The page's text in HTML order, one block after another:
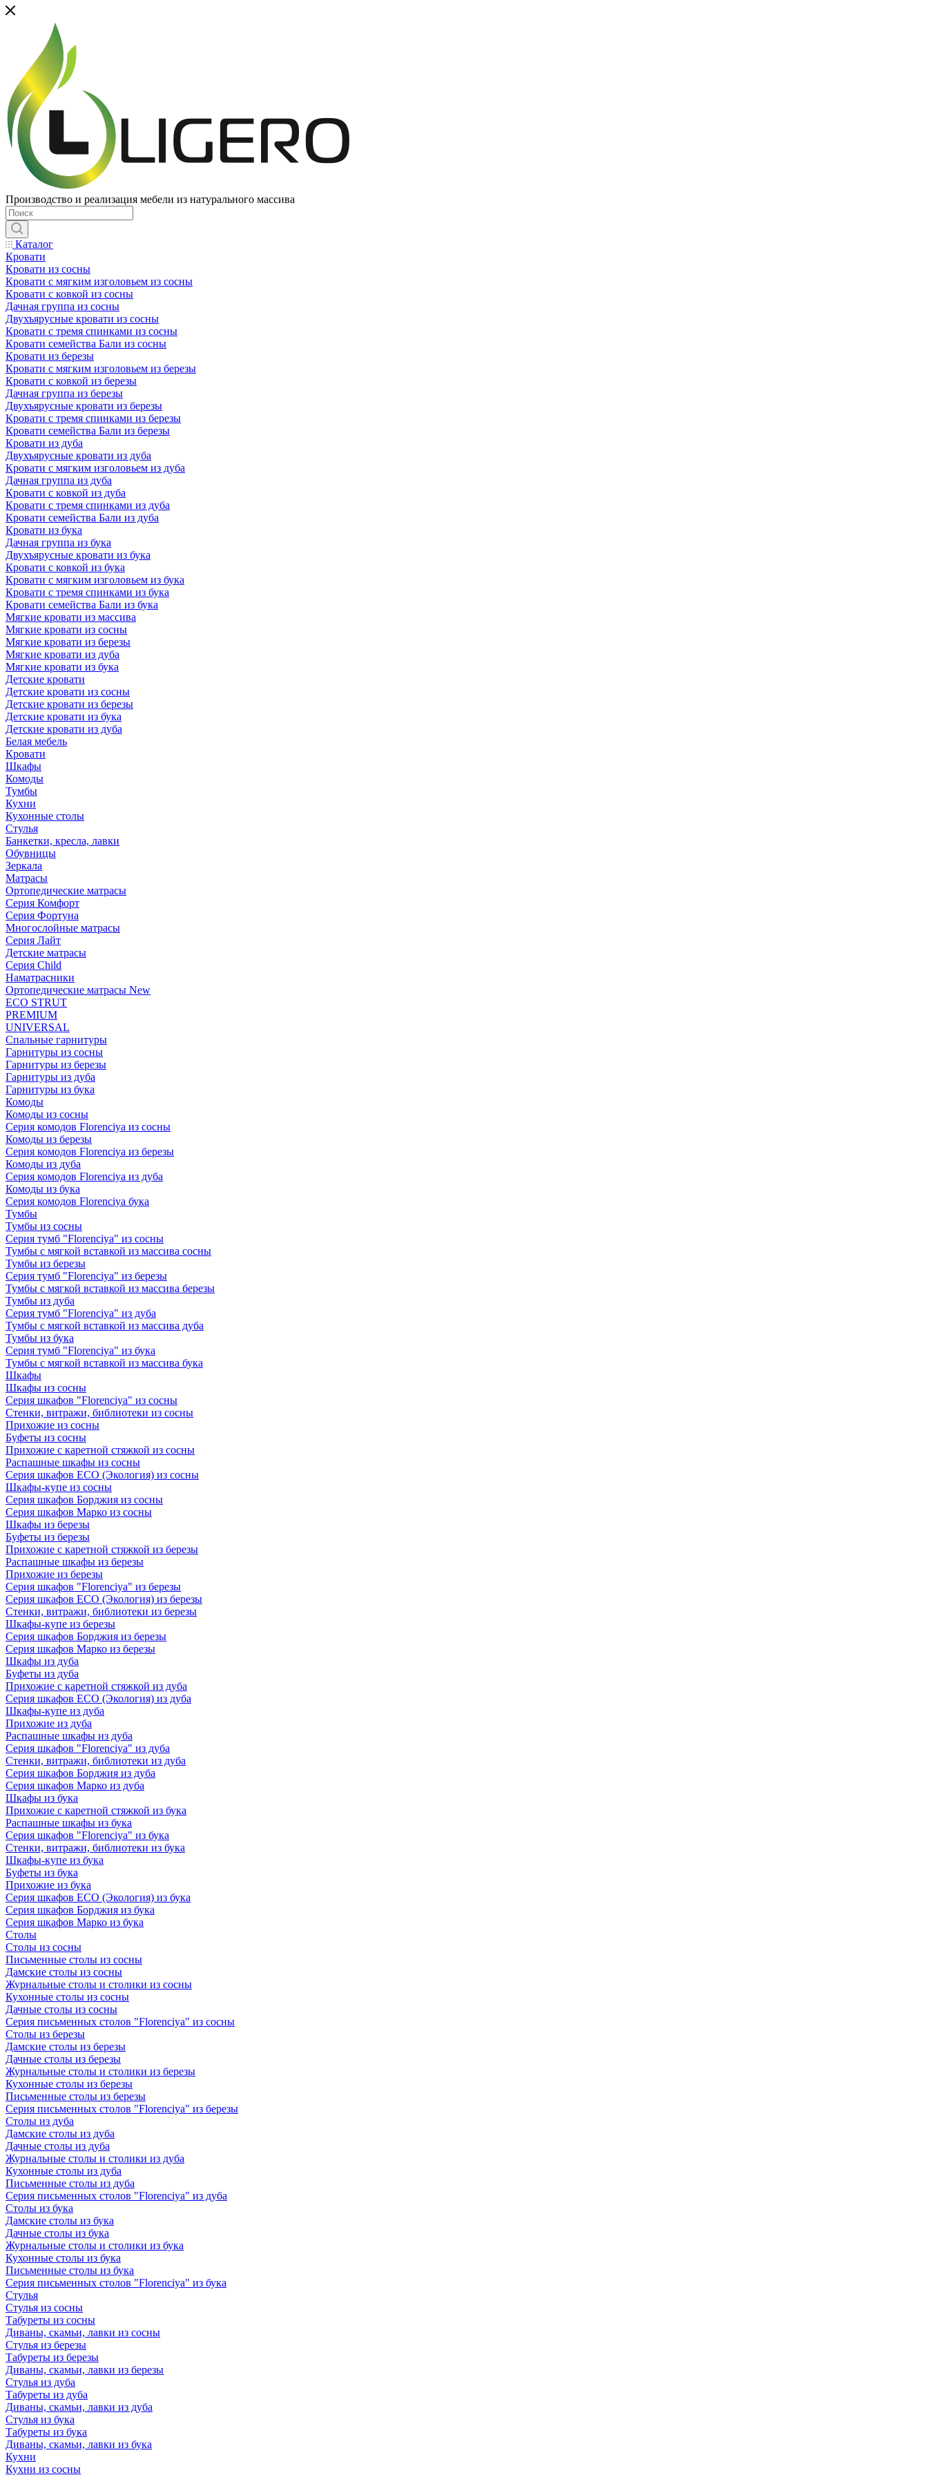
Производство и реализация мебели из натурального массива
Каталог
Кровати
Кровати из сосны
Кровати с мягким изголовьем из сосны
Кровати с ковкой из сосны
Дачная группа из сосны
Двухъярусные кровати из сосны
Кровати с тремя спинками из сосны
Кровати семейства Бали из сосны
Кровати из березы
Кровати с мягким изголовьем из березы
Кровати с ковкой из березы
Дачная группа из березы
Двухъярусные кровати из березы
Кровати с тремя спинками из березы
Кровати семейства Бали из березы
Кровати из дуба
Двухъярусные кровати из дуба
Кровати с мягким изголовьем из дуба
Дачная группа из дуба
Кровати с ковкой из дуба
Кровати с тремя спинками из дуба
Кровати семейства Бали из дуба
Кровати из бука
Дачная группа из бука
Двухъярусные кровати из бука
Кровати с ковкой из бука
Кровати с мягким изголовьем из бука
Кровати с тремя спинками из бука
Кровати семейства Бали из бука
Мягкие кровати из массива
Мягкие кровати из сосны
Мягкие кровати из березы
Мягкие кровати из дуба
Мягкие кровати из бука
Детские кровати
Детские кровати из сосны
Детские кровати из березы
Детские кровати из бука
Детские кровати из дуба
Белая мебель
Кровати
Шкафы
Комоды
Тумбы
Кухни
Кухонные столы
Стулья
Банкетки, кресла, лавки
Обувницы
Зеркала
Матрасы
Ортопедические матрасы
Серия Комфорт
Серия Фортуна
Многослойные матрасы
Серия Лайт
Детские матрасы
Серия Child
Наматрасники
Ортопедические матрасы New
ECO STRUT
PREMIUM
UNIVERSAL
Спальные гарнитуры
Гарнитуры из сосны
Гарнитуры из березы
Гарнитуры из дуба
Гарнитуры из бука
Комоды
Комоды из сосны
Серия комодов Florenciya из сосны
Комоды из березы
Серия комодов Florenciya из березы
Комоды из дуба
Серия комодов Florenciya из дуба
Комоды из бука
Серия комодов Florenciya бука
Тумбы
Тумбы из сосны
Серия тумб "Florenciya" из сосны
Тумбы с мягкой вставкой из массива сосны
Тумбы из березы
Серия тумб "Florenciya" из березы
Тумбы с мягкой вставкой из массива березы
Тумбы из дуба
Серия тумб "Florenciya" из дуба
Тумбы с мягкой вставкой из массива дуба
Тумбы из бука
Серия тумб "Florenciya" из бука
Тумбы с мягкой вставкой из массива бука
Шкафы
Шкафы из сосны
Серия шкафов "Florenciya" из сосны
Стенки, витражи, библиотеки из сосны
Прихожие из сосны
Буфеты из сосны
Прихожие с каретной стяжкой из сосны
Распашные шкафы из сосны
Серия шкафов ECO (Экология) из сосны
Шкафы-купе из сосны
Серия шкафов Борджия из сосны
Серия шкафов Марко из сосны
Шкафы из березы
Буфеты из березы
Прихожие с каретной стяжкой из березы
Распашные шкафы из березы
Прихожие из березы
Серия шкафов "Florenciya" из березы
Серия шкафов ECO (Экология) из березы
Стенки, витражи, библиотеки из березы
Шкафы-купе из березы
Серия шкафов Борджия из березы
Серия шкафов Марко из березы
Шкафы из дуба
Буфеты из дуба
Прихожие с каретной стяжкой из дуба
Серия шкафов ECO (Экология) из дуба
Шкафы-купе из дуба
Прихожие из дуба
Распашные шкафы из дуба
Серия шкафов "Florenciya" из дуба
Стенки, витражи, библиотеки из дуба
Серия шкафов Борджия из дуба
Серия шкафов Марко из дуба
Шкафы из бука
Прихожие с каретной стяжкой из бука
Распашные шкафы из бука
Серия шкафов "Florenciya" из бука
Стенки, витражи, библиотеки из бука
Шкафы-купе из бука
Буфеты из бука
Прихожие из бука
Серия шкафов ECO (Экология) из бука
Серия шкафов Борджия из бука
Серия шкафов Марко из бука
Столы
Столы из сосны
Письменные столы из сосны
Дамские столы из сосны
Журнальные столы и столики из сосны
Кухонные столы из сосны
Дачные столы из сосны
Серия письменных столов "Florenciya" из сосны
Столы из березы
Дамские столы из березы
Дачные столы из березы
Журнальные столы и столики из березы
Кухонные столы из березы
Письменные столы из березы
Серия письменных столов "Florenciya" из березы
Столы из дуба
Дамские столы из дуба
Дачные столы из дуба
Журнальные столы и столики из дуба
Кухонные столы из дуба
Письменные столы из дуба
Серия письменных столов "Florenciya" из дуба
Столы из бука
Дамские столы из бука
Дачные столы из бука
Журнальные столы и столики из бука
Кухонные столы из бука
Письменные столы из бука
Серия письменных столов "Florenciya" из бука
Стулья
Стулья из сосны
Табуреты из сосны
Диваны, скамьи, лавки из сосны
Стулья из березы
Табуреты из березы
Диваны, скамьи, лавки из березы
Стулья из дуба
Табуреты из дуба
Диваны, скамьи, лавки из дуба
Стулья из бука
Табуреты из бука
Диваны, скамьи, лавки из бука
Кухни
Кухни из сосны